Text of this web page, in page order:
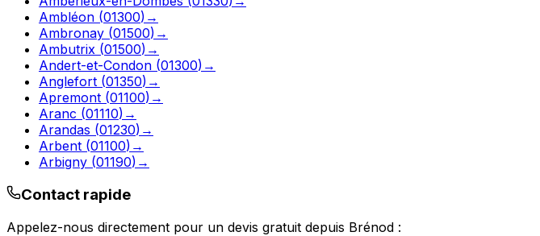
Ambléon (01300) →
Ambronay (01500) →
Ambutrix (01500) →
Andert-et-Condon (01300) →
Anglefort (01350) →
Apremont (01100) →
Aranc (01110) →
Arandas (01230) →
Arbent (01100) →
Arbigny (01190) →
Contact rapide
Appelez-nous directement pour un devis gratuit depuis Brénod :